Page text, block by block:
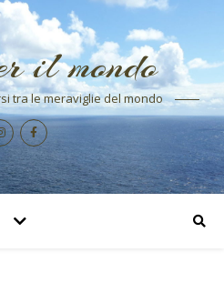
il mondo
tra le meraviglie del mondo